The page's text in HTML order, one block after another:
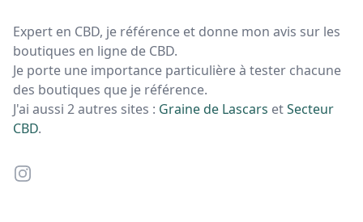
Expert en CBD, je référence et donne mon avis sur les
boutiques en ligne de CBD.
Je porte une importance particulière à tester chacune
des boutiques que je référence.
J'ai aussi 2 autres sites : Graine de Lascars etSecteur
CBD.
Instagram